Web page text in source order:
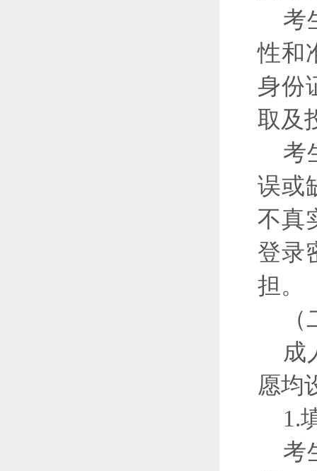
考
性和
身份
取及
考
误或
不真
登录
担。
成
愿均
1.
考